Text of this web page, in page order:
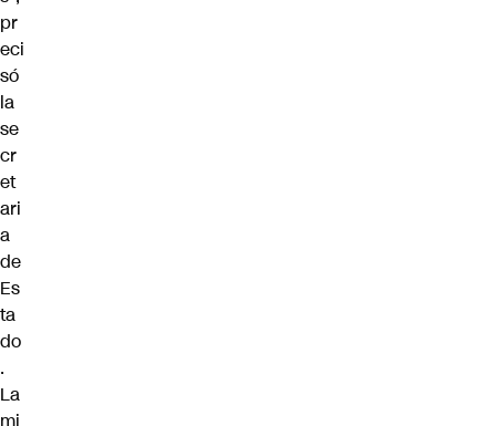
pr
eci
só
la
se
cr
et
ari
a
de
Es
ta
do
.
La
mi